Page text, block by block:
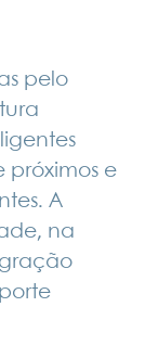
pelo
próximos e
A
na